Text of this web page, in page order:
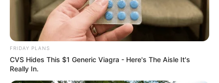
FRIDAY PLANS
CVS Hides This $1 Generic Viagra - Here's The Aisle It's
Really In.